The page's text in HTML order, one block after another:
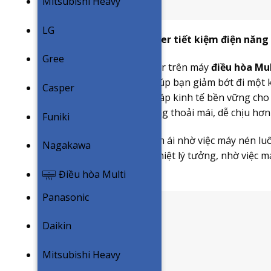
LG
Gree
Casper
Funiki
Nagakawa
Điều hòa Multi
Panasonic
Daikin
Mitsubishi Heavy
Động cơ biến tần Inverter tiết kiệm điện
Công nghệ Smart Inverter trên máyđiều hòa
năng vượt trội mà còn giúp bạn giảm bớt đi
những mang đến giải pháp kinh tế bền vững
một trải nghiệm cuộc sống thoải mái, dễ chịu
– Khả năng hoạt động êm ái nhờ việc máy nén
– Khả năng duy trì nên nhiệt lý tưởng, nhờ việc
mức tải.